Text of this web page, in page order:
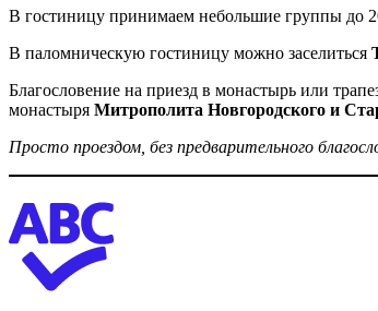
В гостиницу принимаем небольшие группы до
В паломническую гостиницу можно заселиться
Благословение на приезд в монастырь или
монастыря Митрополита Новгородского и
Просто проездом, без предварительного